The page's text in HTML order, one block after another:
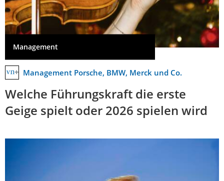
Management
Management Porsche, BMW, Merck und Co.
Welche Führungskraft die erste
Geige spielt oder 2026 spielen wird